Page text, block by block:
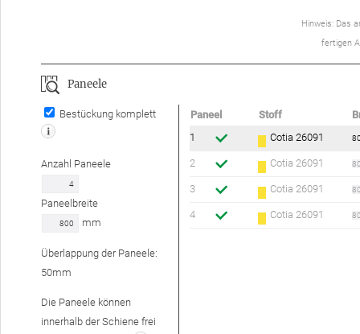
Hinweis: Das
ferti­gen
Paneele
Bestückung komplett
Anzahl Paneele
Paneelbreite
mm
Überlappung der Paneele:
50mm
Die Paneele können
innerhalb der Schiene frei
Paneel Stoff
1
Cotia 26091
2 Cotia 26091
3 Cotia 26091
4 Cotia 26091